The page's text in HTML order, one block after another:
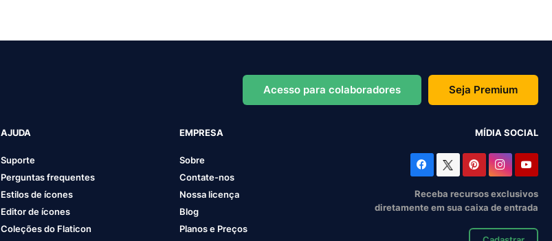
Acesso para colaboradores Seja Premium
AJUDA
Suporte
Perguntas frequentes
Estilos de ícones
Editor de ícones
Coleções do Flaticon
EMPRESA
Sobre
Contate-nos
Nossa licença
Blog
Planos e Preços
MÍDIA SOCIAL
Receba recursos exclusivos
diretamente em sua caixa de entrada